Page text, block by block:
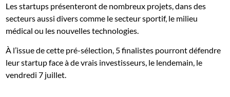
Les startups présenteront de nombreux projets, dans des
secteurs aussi divers comme le secteur sportif, le milieu
médical ou les nouvelles technologies.
À l’issue de cette pré-sélection, 5 finalistes pourront défendre
leur startup face à de vrais investisseurs, le lendemain, le
vendredi 7 juillet.